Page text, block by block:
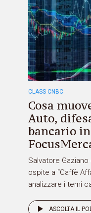
CLASS CNBC
Cosa
Auto,
bancario
Salvatore
ospite a “Caffè
analizzare i temi
ASCOLTA IL